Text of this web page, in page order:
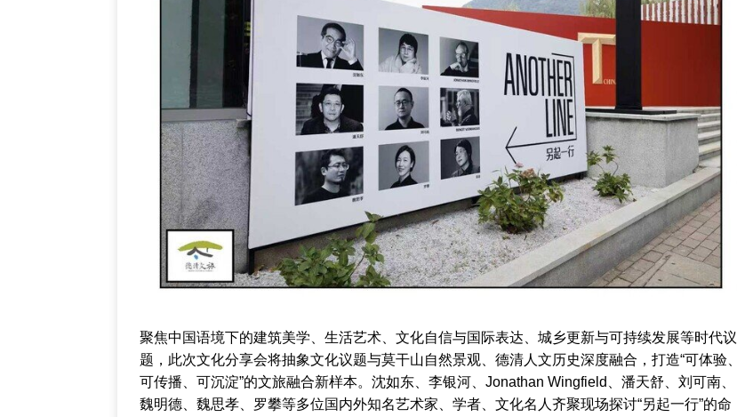
聚焦中国语境下的建筑美学、生活艺术、文化自信与国际表达、城乡更新与可持续发展等时代议
题，此次文化分享会将抽象文化议题与莫干山自然景观、德清人文历史深度融合，打造“可体验、
可传播、可沉淀”的文旅融合新样本。沈如东、李银河、Jonathan Wingfield、潘天舒、刘可南、
魏明德、魏思孝、罗攀等多位国内外知名艺术家、学者、文化名人齐聚现场探讨“另起一行”的命